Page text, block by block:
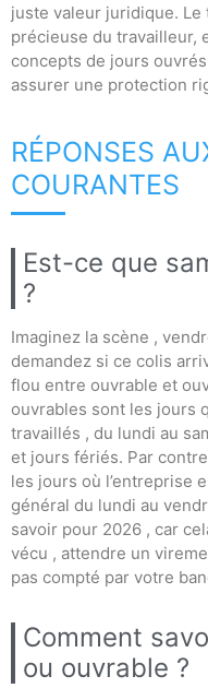
juste valeur juridique.
précieuse du travailleur,
concepts de jours ouvrés
assurer une protection
RÉPONSES
COURANTES
Est-ce que
?
Imaginez la scène ,
demandez si ce colis
flou entre ouvrable et
ouvrables sont les jours
travaillés , du lundi au
et jours fériés. Par
les jours où l’entreprise
général du lundi au
savoir pour 2026 , car
vécu , attendre un
pas compté par votre
Comment
ou ouvrable ?